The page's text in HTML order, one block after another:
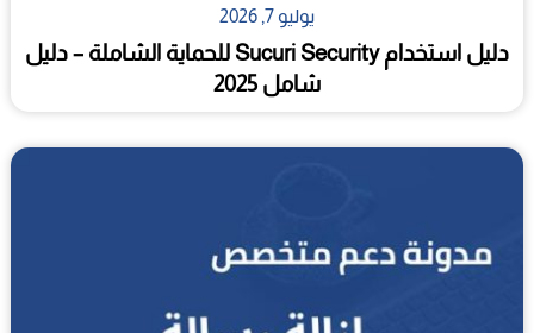
يوليو 7, 2026
دليل استخدام Sucuri Security للحماية الشاملة – دليل
شامل 2025